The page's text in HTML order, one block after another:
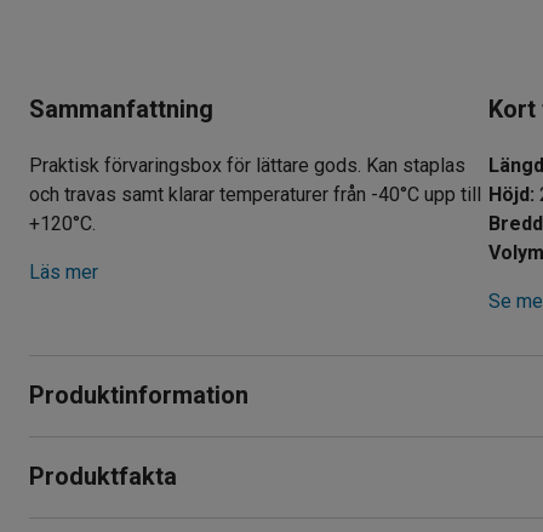
Sammanfattning
Praktisk förvaringsbox för lättare gods. Kan staplas
och travas samt klarar temperaturer från -40°C upp till
+120°C.
Läs mer
Kort
Längd
Höjd :
Bredd
Volym
Se
Produktinformation
många olika miljöer. Materialet är tåligt och klarar
Produktfakta